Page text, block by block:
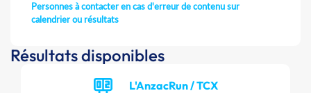
Personnes à contacter en cas d'erreur de contenu sur
calendrier ou résultats
Résultats disponibles
L'AnzacRun / TCX